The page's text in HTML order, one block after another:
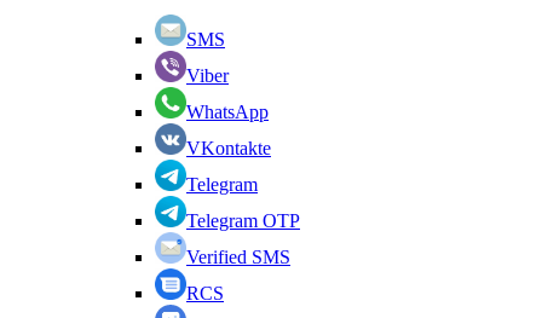
SMS
Viber
WhatsApp
VKontakte
Telegram
Telegram OTP
Verified SMS
RCS